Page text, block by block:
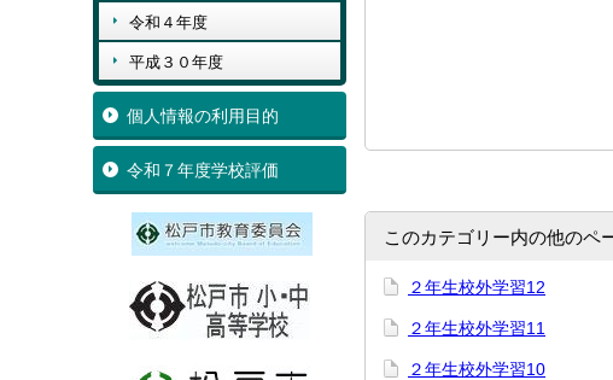
令和４年度
平成３０年度
個人情報の利用目的
令和７年度学校評価
このカテゴリー内の他のペ
２年生校外学習12
２年生校外学習11
２年生校外学習10